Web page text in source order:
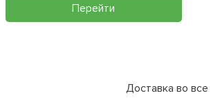
Перейти
Доставка во